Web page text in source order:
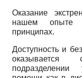
Оказание
нашем опыте
принципах.
Доступность и
оказывается
подразделении